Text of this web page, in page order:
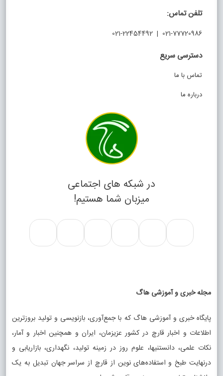
تلفن تماس:
021-77720986 | 021-22454492
دسترسی سریع
تماس با ما
درباره ما
در شبکه های اجتماعی
میزبان شما هستیم!
مجله خبری و آموزشی هاگ
پایگاه خبری و آموزشی هاگ که با جمع‌آوری، بازنویسی و تولید بروزترین
اطلاعات و اخبار قارچ در کشور عزیزمان، ایران و همچنین اخبار و آمار،
نکات علمی، دانستنیها، علوم روز در زمینه تولید، نگهداری، بازاریابی و
درنهایت طبخ و استفاده‌های نوین از قارچ از سراسر جهان تبدیل به یک